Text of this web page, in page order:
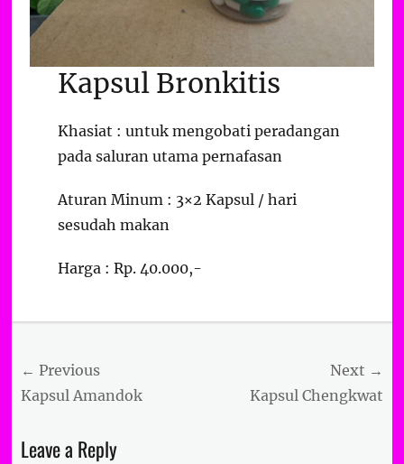
Kapsul Bronkitis
Khasiat : untuk mengobati peradangan
pada saluran utama pernafasan
Aturan Minum : 3×2 Kapsul / hari
sesudah makan
Harga : Rp. 40.000,-
Post
navigation
← Previous
Previous
Kapsul Amandok
Next →
Kapsul Chengkwat
Leave a Reply